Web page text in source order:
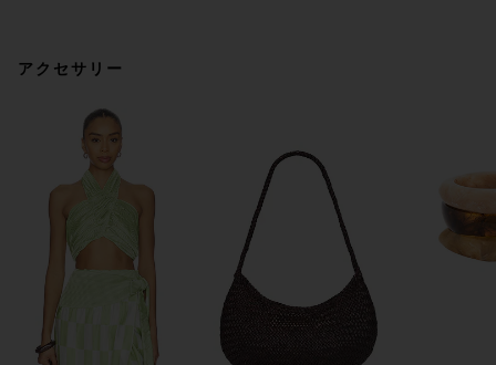
アクセサリー